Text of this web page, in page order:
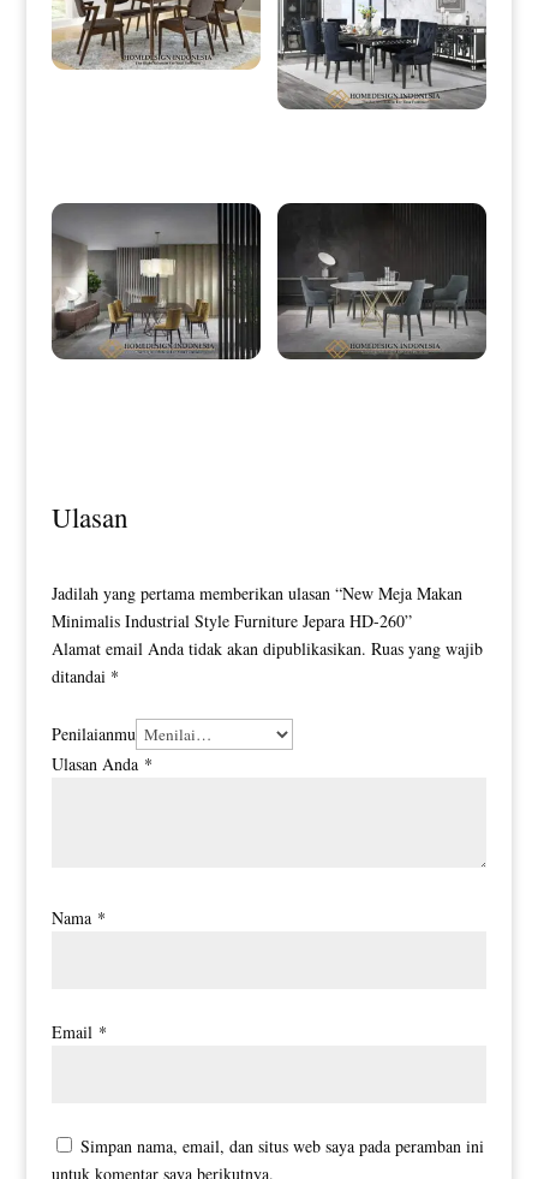
Ulasan
Jadilah yang pertama memberikan ulasan “New Meja Makan
Minimalis Industrial Style Furniture Jepara HD-260”
Alamat email Anda tidak akan dipublikasikan. Ruas yang wajib
ditandai *
Penilaianmu
Ulasan Anda *
Nama *
Email *
Simpan nama, email, dan situs web saya pada peramban ini
untuk komentar saya berikutnya.